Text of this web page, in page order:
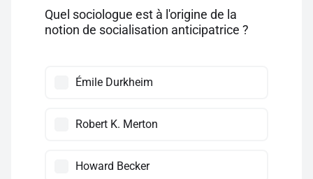
Quel sociologue est à l'origine de la
notion de socialisation anticipatrice ?
Émile Durkheim
Robert K. Merton
Howard Becker